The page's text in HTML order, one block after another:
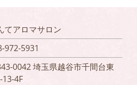
てアロマサロン
972-5931
0042 埼玉県越谷市千間台東
13-4F